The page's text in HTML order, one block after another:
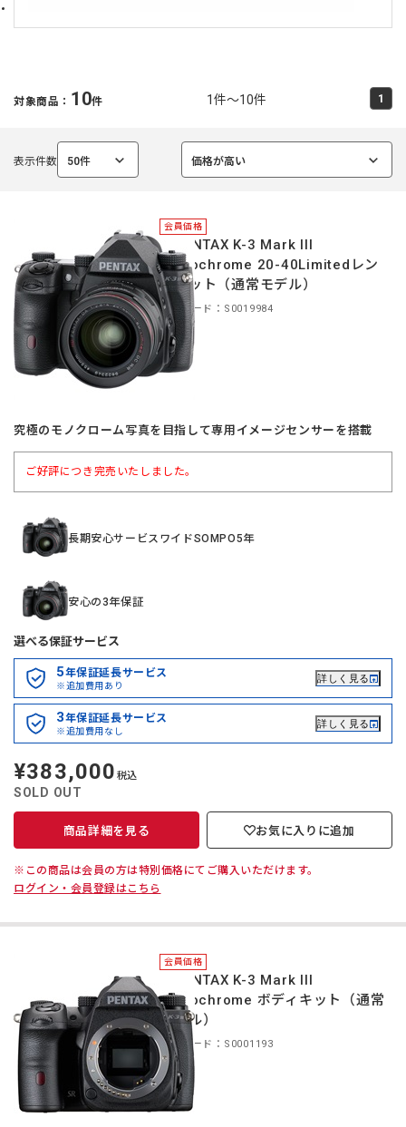
対象商品： 10件 1件～10件 1
表示件数 50件
選
価格が高い
選
会員価格
＊PENTAX K-3 Mark III
Monochrome 20-40Limitedレン
ズキット（通常モデル）
商品コード：S0019984
究極のモノクローム写真を目指して専用イメージセンサーを搭載
ご好評につき完売いたしました。
長期安心サービスワイドSOMPO5年
安心の3年保証
選べる保証サービス
5年保証延長サービス
※追加費用あり
詳しく見る
3年保証延長サービス
※追加費用なし
詳しく見る
定
価
¥383,000 税込
SOLD OUT
商品詳細を見る お気に入りに追加
※この商品は会員の方は特別価格にてご購入いただけます。
ログイン・会員登録はこちら
会員価格
＊PENTAX K-3 Mark III
Monochrome ボディキット（通常
モデル）
商品コード：S0001193